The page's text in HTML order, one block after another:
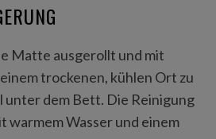
Matte ausgerollt und mit
trockenen, kühlen Ort zu
unter dem Bett. Die Reinigung
warmem Wasser und einem